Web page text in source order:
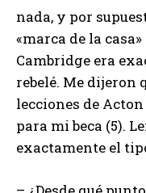
nada, y por
«marca de la
Cambridge era
rebelé. Me dijeron
lecciones de
para mi beca (5).
exactamente el